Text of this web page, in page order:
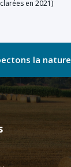
en 2021)
la nature